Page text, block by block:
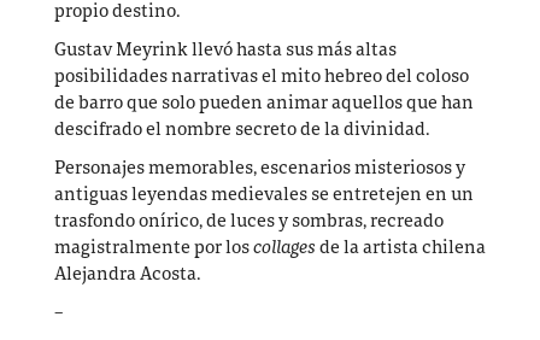
propio destino.
Gustav Meyrink llevó hasta sus más altas
posibilidades narrativas el mito hebreo del coloso
de barro que solo pueden animar aquellos que han
descifrado el nombre secreto de la divinidad.
Personajes memorables, escenarios misteriosos y
antiguas leyendas medievales se entretejen en un
trasfondo onírico, de luces y sombras, recreado
magistralmente por loscollages de la artista chilena
Alejandra Acosta.
–